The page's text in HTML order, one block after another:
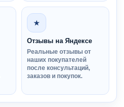
★
Отзывы на Яндексе
Реальные отзывы от
наших покупателей
после консультаций,
заказов и покупок.